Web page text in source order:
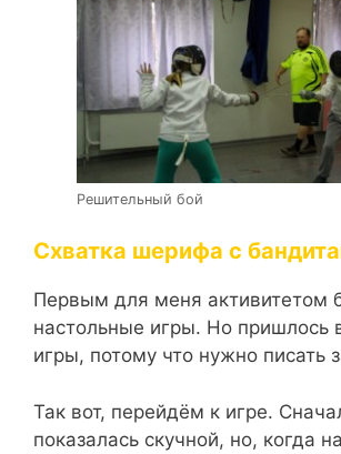
Решительный бой
Схватка шерифа с
Первым для меня активитетом
настольные игры. Но пришлось
игры, потому что нужно писать
Так вот, перейдём к игре.
показалась скучной, но, когда